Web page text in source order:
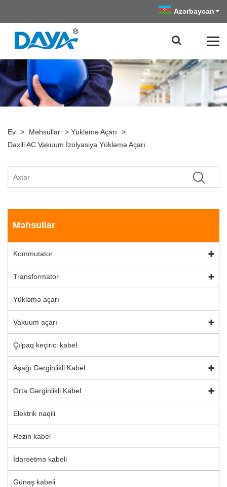
Azərbaycan
Ev > Məhsullar > Yükləmə Açarı
>
Daxili AC Vakuum İzolyasiya Yükləmə Açarı
Məhsullar
Kommutator
Transformator
Yükləmə açarı
Vakuum açarı
Çılpaq keçirici kabel
Aşağı Gərginlikli Kabel
Orta Gərginlikli Kabel
Elektrik naqili
Rezin kabel
İdarəetmə kabeli
Günəş kabeli